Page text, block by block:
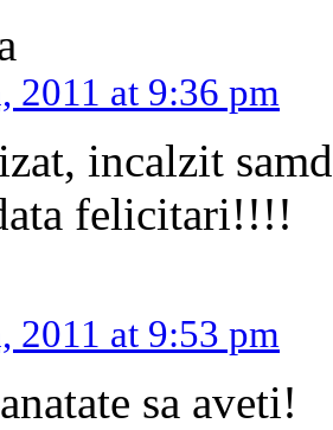
2011 at 9:36 pm
incalzit
felicitari!!!!
2011 at 9:53 pm
sa aveti!